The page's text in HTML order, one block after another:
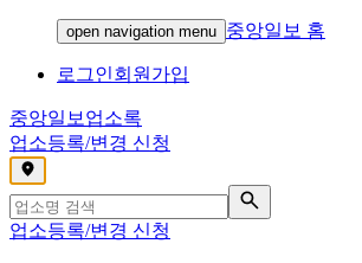
open navigation menu 중앙일보 홈
로그인회원가입
중앙일보 업소록
업소등록/변경 신청
,
업소등록/변경 신청